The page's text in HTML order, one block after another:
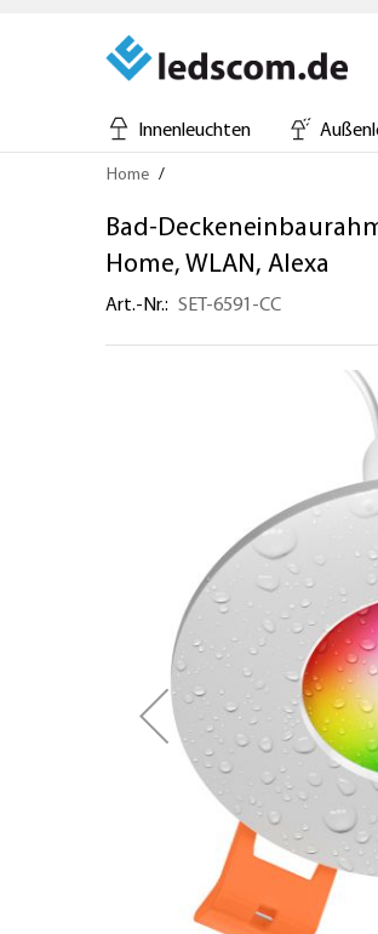
Innenleuchten
Home
Bad-
Home, WLAN, Alexa
Art.-Nr. SET-6591-CC